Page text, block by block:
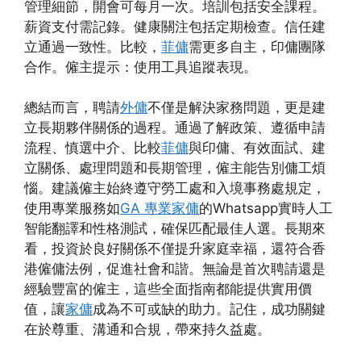
管理細節，開會可每月一次。培訓包括安全課程。
薪資支付需記錄。健康關注包括定期檢查。信任建
立通過一致性。比較， 菲傭需更多自主，印傭團隊
合作。僱主提示：使用工具追蹤表現。
總結而言，聘請外傭不僅是解決家務問題，更是建
立長期夥伴關係的過程。通過了解政策、遵循申請
流程、慎選中介、比較菲傭與印傭、有效面試、建
立關係、處理問題和長期管理，僱主能告別傭工煩
惱。建議僱主始終遵守勞工處和入境事務處規定，
使用專業服務如GA 專業家傭的Whatsapp實時人工
智能翻譯和性格測試，確保匹配最佳人選。長期來
看，投資於良好關係不僅提升家庭幸福，還符合香
港僱傭法例，促進社會和諧。無論是首次聘請還是
經驗豐富的僱主，這些全面指南都能提供實用價
值，讓家傭成為不可或缺的助力。記住，成功關鍵
在於尊重、溝通和合規，帶來持久益處。